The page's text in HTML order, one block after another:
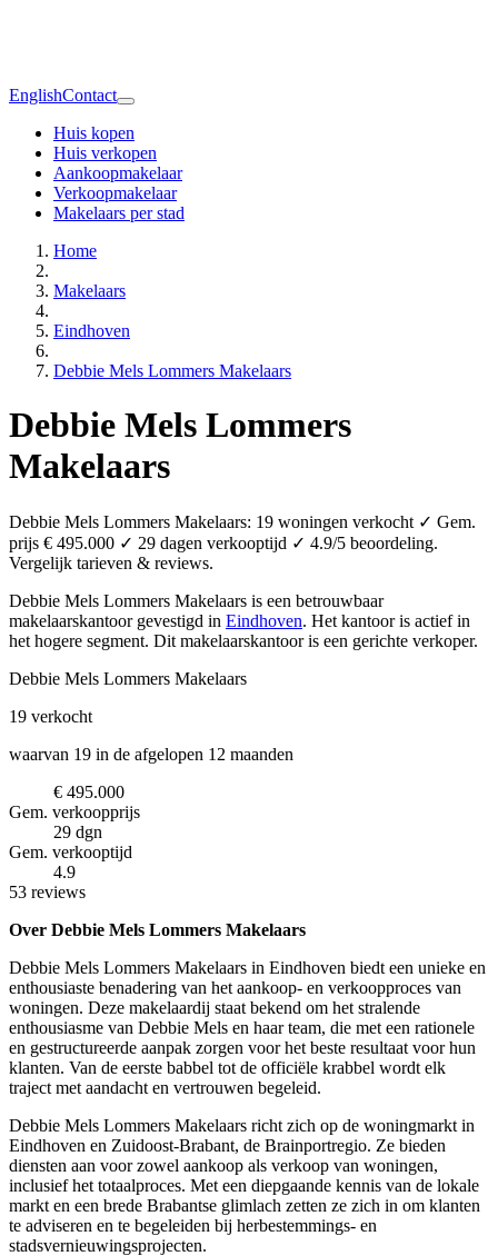
EnglishContact
Huis kopen
Huis verkopen
Aankoopmakelaar
Verkoopmakelaar
Makelaars per stad
Home
Makelaars
Eindhoven
Debbie Mels Lommers Makelaars
Debbie Mels Lommers
Makelaars
Debbie Mels Lommers Makelaars: 19 woningen verkocht ✓ Gem.
prijs € 495.000 ✓ 29 dagen verkooptijd ✓ 4.9/5 beoordeling.
Vergelijk tarieven & reviews.
Debbie Mels Lommers Makelaars is een betrouwbaar
makelaarskantoor gevestigd in Eindhoven. Het kantoor is actief in
het hogere segment. Dit makelaarskantoor is een gerichte verkoper.
Debbie Mels Lommers Makelaars
19 verkocht
waarvan 19 in de afgelopen 12 maanden
€ 495.000
Gem. verkoopprijs
29 dgn
Gem. verkooptijd
4.9
53 reviews
Over Debbie Mels Lommers Makelaars
Debbie Mels Lommers Makelaars in Eindhoven biedt een unieke en
enthousiaste benadering van het aankoop- en verkoopproces van
woningen. Deze makelaardij staat bekend om het stralende
enthousiasme van Debbie Mels en haar team, die met een rationele
en gestructureerde aanpak zorgen voor het beste resultaat voor hun
klanten. Van de eerste babbel tot de officiële krabbel wordt elk
traject met aandacht en vertrouwen begeleid.
Debbie Mels Lommers Makelaars richt zich op de woningmarkt in
Eindhoven en Zuidoost-Brabant, de Brainportregio. Ze bieden
diensten aan voor zowel aankoop als verkoop van woningen,
inclusief het totaalproces. Met een diepgaande kennis van de lokale
markt en een brede Brabantse glimlach zetten ze zich in om klanten
te adviseren en te begeleiden bij herbestemmings- en
stadsvernieuwingsprojecten.